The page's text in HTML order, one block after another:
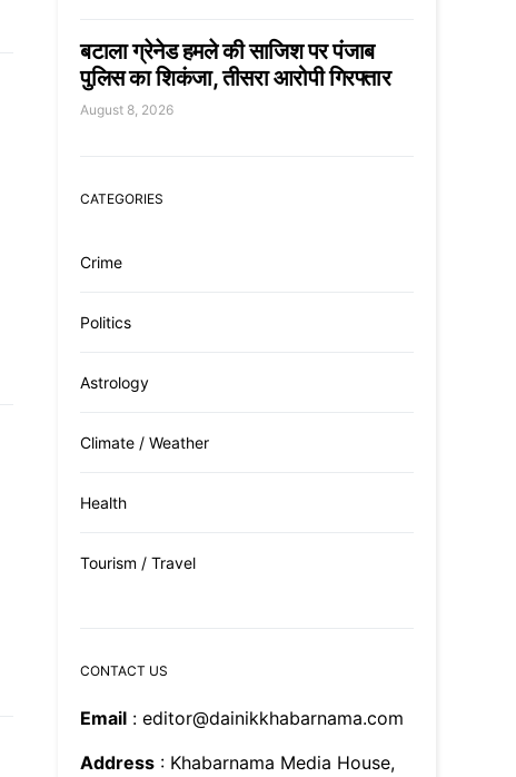
बटाला ग्रेनेड हमले की साजिश पर पंजाब
पुलिस का शिकंजा, तीसरा आरोपी गिरफ्तार
August 8, 2026
CATEGORIES
Crime
Politics
Astrology
Climate / Weather
Health
Tourism / Travel
CONTACT US
Email : editor@dainikkhabarnama.com
Address : Khabarnama Media House,